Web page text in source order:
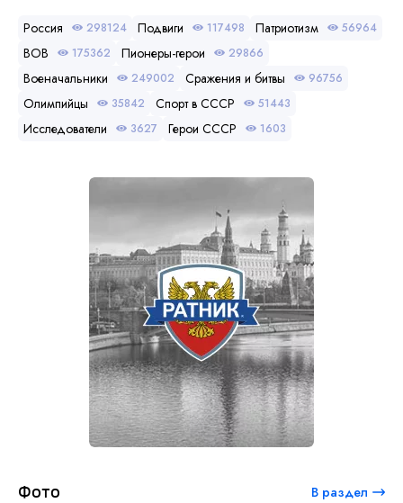
Россия 298124 Подвиги 117498 Патриотизм 56964
ВОВ 175362 Пионеры-герои 29866
Военачальники 249002 Сражения и битвы 96756
Олимпийцы 35842 Спорт в СССР 51443
Исследователи 3627 Герои СССР 1603
Фото В раздел